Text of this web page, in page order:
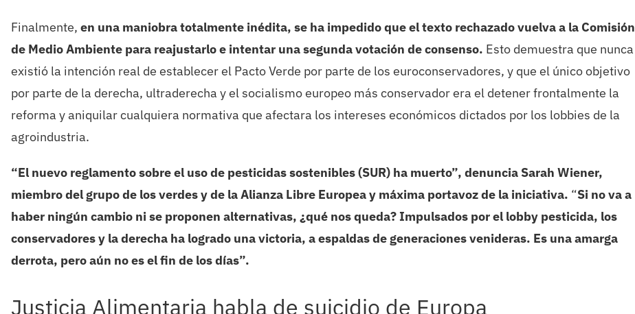
Finalmente, en una maniobra totalmente inédita, se ha impedido que el texto rechazado vuelva a la Comisión
de Medio Ambiente para reajustarlo e intentar una segunda votación de consenso. Esto demuestra que nunca
existió la intención real de establecer el Pacto Verde por parte de los euroconservadores, y que el único objetivo
por parte de la derecha, ultraderecha y el socialismo europeo más conservador era el detener frontalmente la
reforma y aniquilar cualquiera normativa que afectara los intereses económicos dictados por los lobbies de la
agroindustria.
“El nuevo reglamento sobre el uso de pesticidas sostenibles (SUR) ha muerto”, denuncia Sarah Wiener,
miembro del grupo de los verdes y de la Alianza Libre Europea y máxima portavoz de la iniciativa. “Si no va a
haber ningún cambio ni se proponen alternativas, ¿qué nos queda? Impulsados ​​por el lobby pesticida, los
conservadores y la derecha ha logrado una victoria, a espaldas de generaciones venideras. Es una amarga
derrota, pero aún no es el fin de los días”.
Justicia Alimentaria habla de suicidio de Europa